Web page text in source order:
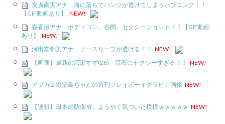
友廣南実アナ 海に落ちてパンツが透けてしまうハプニング！！
【GIF動画あり】
NEW!
森香澄アナ ボディコン、谷間、セクシーショット！！【GIF動画
あり】
NEW!
河出奈都美アナ ノースリーブが透ける！！
NEW!
【画像】最新の広瀬すず(28)、流石にセクシーすぎる！！
NEW!
アプガ２鍛治島ちゃんの週刊プレイボーイグラビア画像 NEW!
【速報】日本の防衛省、ようやく気づいた模様ｗｗｗｗｗ NEW!